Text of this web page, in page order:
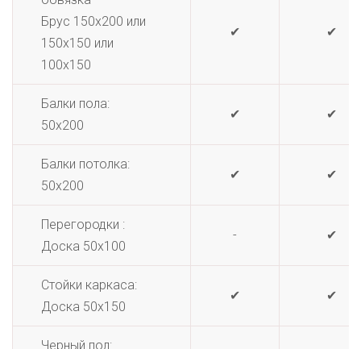
Брус 150х200 или
150х150 или
100х150
✔ ✔
Балки пола:
50х200
✔ ✔
Балки потолка:
50х200
✔ ✔
Перегородки :
Доска 50х100
- ✔
Стойки каркаса:
Доска 50х150
✔ ✔
Черный пол: